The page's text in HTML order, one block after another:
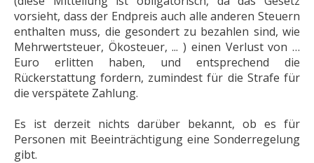
vorsieht, dass der Endpreis auch alle anderen Steuern
enthalten muss, die gesondert zu bezahlen sind, wie
Mehrwertsteuer, Ökosteuer, ... ) einen Verlust von …
Euro erlitten haben, und entsprechend die
Rückerstattung fordern, zumindest für die Strafe für
die verspätete Zahlung.
Es ist derzeit nichts darüber bekannt, ob es für
Personen mit Beeinträchtigung eine Sonderregelung
gibt.